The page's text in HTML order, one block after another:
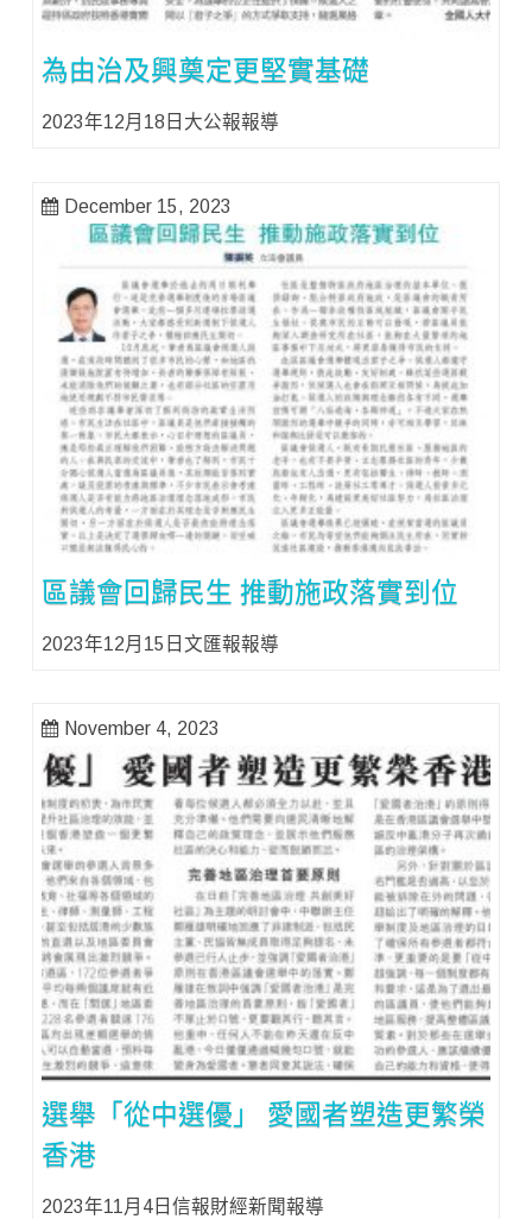
為由治及興奠定更堅實基礎
2023年12月18日大公報報導
December 15, 2023
區議會回歸民生 推動施政落實到位
2023年12月15日文匯報報導
November 4, 2023
選舉「從中選優」 愛國者塑造更繁榮
香港
2023年11月4日信報財經新聞報導